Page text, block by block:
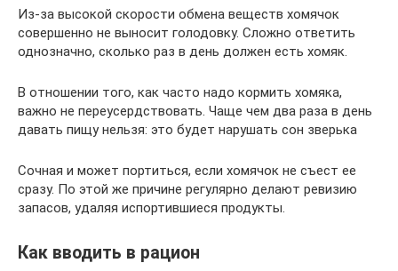
Из-за высокой скорости обмена веществ хомячок
совершенно не выносит голодовку. Сложно ответить
однозначно, сколько раз в день должен есть хомяк.
В отношении того, как часто надо кормить хомяка,
важно не переусердствовать. Чаще чем два раза в день
давать пищу нельзя: это будет нарушать сон зверька
Сочная и может портиться, если хомячок не съест ее
сразу. По этой же причине регулярно делают ревизию
запасов, удаляя испортившиеся продукты.
Как вводить в рацион